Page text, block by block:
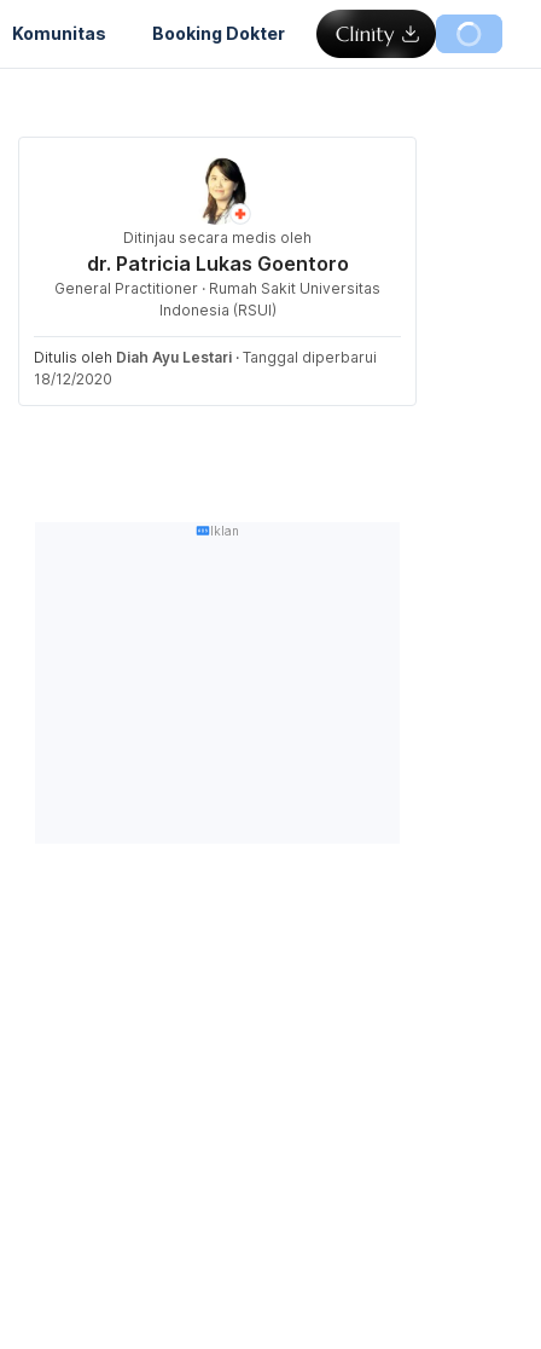
Komunitas Booking Dokter
Ditinjau secara medis oleh
dr. Patricia Lukas Goentoro
General Practitioner · Rumah Sakit Universitas
Indonesia (RSUI)
Ditulis oleh Diah Ayu Lestari · Tanggal diperbarui
18/12/2020
Iklan